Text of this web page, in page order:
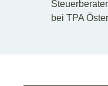
bei TPA